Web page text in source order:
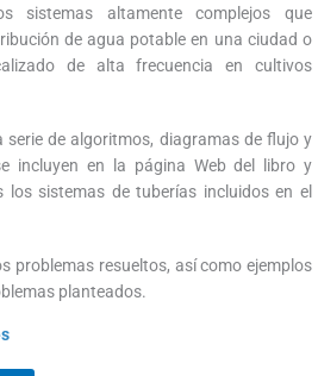
sistemas altamente complejos que
de agua potable en una ciudad o
de alta frecuencia en cultivos
serie de algoritmos, diagramas de flujo y
incluyen en la página Web del libro y
los sistemas de tuberías incluidos en el
problemas resueltos, así como ejemplos
planteados.